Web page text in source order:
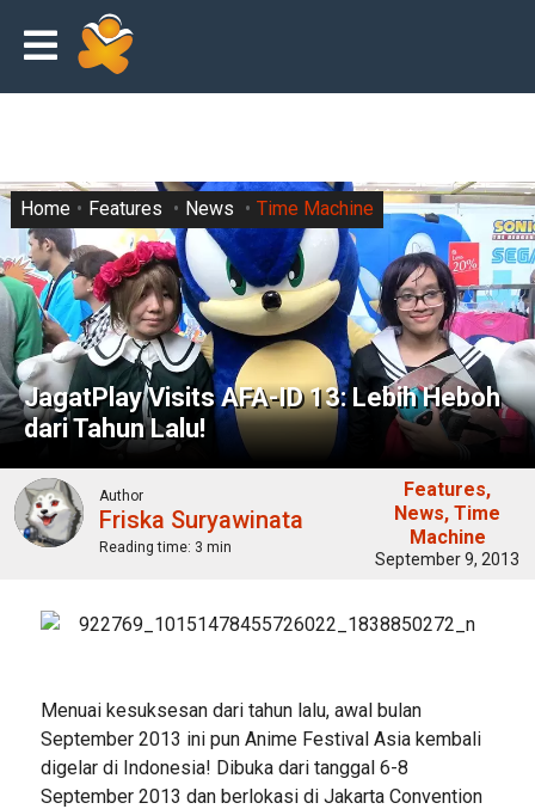
JagatPlay Visits AFA-ID 13: Lebih Heboh
dari Tahun Lalu!
Home Features News Time Machine
Author
Friska Suryawinata
Reading time: 3 min
Features
News Time
Machine
September 9, 2013
Menuai kesuksesan dari tahun lalu, awal bulan
September 2013 ini pun Anime Festival Asia kembali
digelar di Indonesia! Dibuka dari tanggal 6-8
September 2013 dan berlokasi di Jakarta Convention